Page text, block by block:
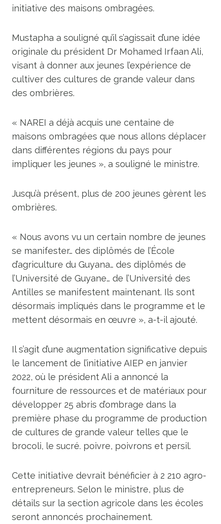
initiative des maisons ombragées.
Mustapha a souligné qu’il s’agissait d’une idée
originale du président Dr Mohamed Irfaan Ali,
visant à donner aux jeunes l’expérience de
cultiver des cultures de grande valeur dans
des ombrières.
« NAREI a déjà acquis une centaine de
maisons ombragées que nous allons déplacer
dans différentes régions du pays pour
impliquer les jeunes », a souligné le ministre.
Jusqu’à présent, plus de 200 jeunes gèrent les
ombrières.
« Nous avons vu un certain nombre de jeunes
se manifester… des diplômés de l’École
d’agriculture du Guyana… des diplômés de
l’Université de Guyane… de l’Université des
Antilles se manifestent maintenant. Ils sont
désormais impliqués dans le programme et le
mettent désormais en œuvre », a-t-il ajouté.
Il s’agit d’une augmentation significative depuis
le lancement de l’initiative AIEP en janvier
2022, où le président Ali a annoncé la
fourniture de ressources et de matériaux pour
développer 25 abris d’ombrage dans la
première phase du programme de production
de cultures de grande valeur telles que le
brocoli, le sucré. poivre, poivrons et persil.
Cette initiative devrait bénéficier à 2 210 agro-
entrepreneurs. Selon le ministre, plus de
détails sur la section agricole dans les écoles
seront annoncés prochainement.